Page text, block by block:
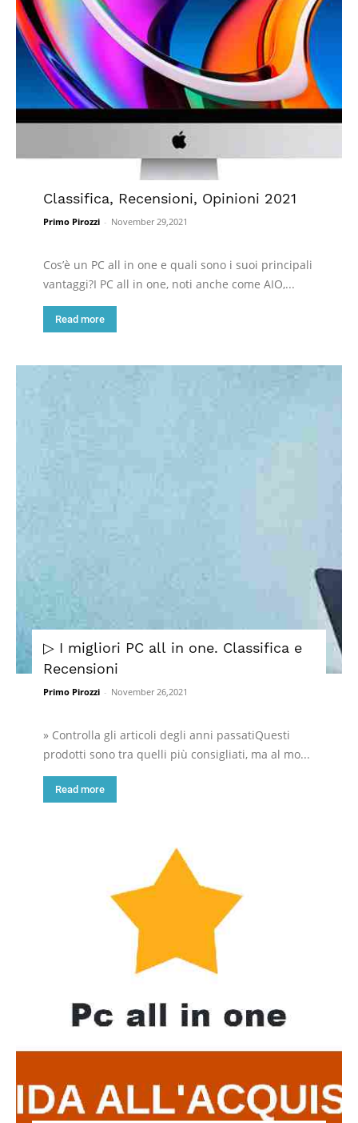
Classifica, Recensioni, Opinioni 2021
Primo Pirozzi - November 29,2021
Cos’è un PC all in one e quali sono i suoi principali
vantaggi?I PC all in one, noti anche come AIO,...
Read more
▷ I migliori PC all in one. Classifica e
Recensioni
Primo Pirozzi - November 26,2021
» Controlla gli articoli degli anni passatiQuesti
prodotti sono tra quelli più consigliati, ma al mo...
Read more